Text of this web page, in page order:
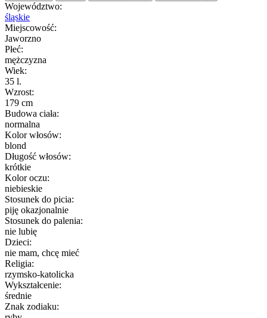
Województwo:
śląskie
Miejscowość:
Jaworzno
Płeć:
mężczyzna
Wiek:
35 l.
Wzrost:
179 cm
Budowa ciała:
normalna
Kolor włosów:
blond
Długość włosów:
krótkie
Kolor oczu:
niebieskie
Stosunek do picia:
piję okazjonalnie
Stosunek do palenia:
nie lubię
Dzieci:
nie mam, chcę mieć
Religia:
rzymsko-katolicka
Wykształcenie:
średnie
Znak zodiaku: